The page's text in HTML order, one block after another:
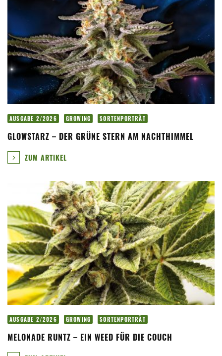
AUSGABE 2/2026 GROWING SORTENPORTRÄT
GLOWSTARZ – DER GRÜNE STERN AM NACHTHIMMEL
ZUM ARTIKEL
AUSGABE 2/2026 GROWING SORTENPORTRÄT
MELONADE RUNTZ – EIN WEED FÜR DIE COUCH